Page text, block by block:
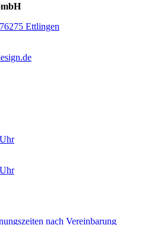
Ettlingen
nach Vereinbarung